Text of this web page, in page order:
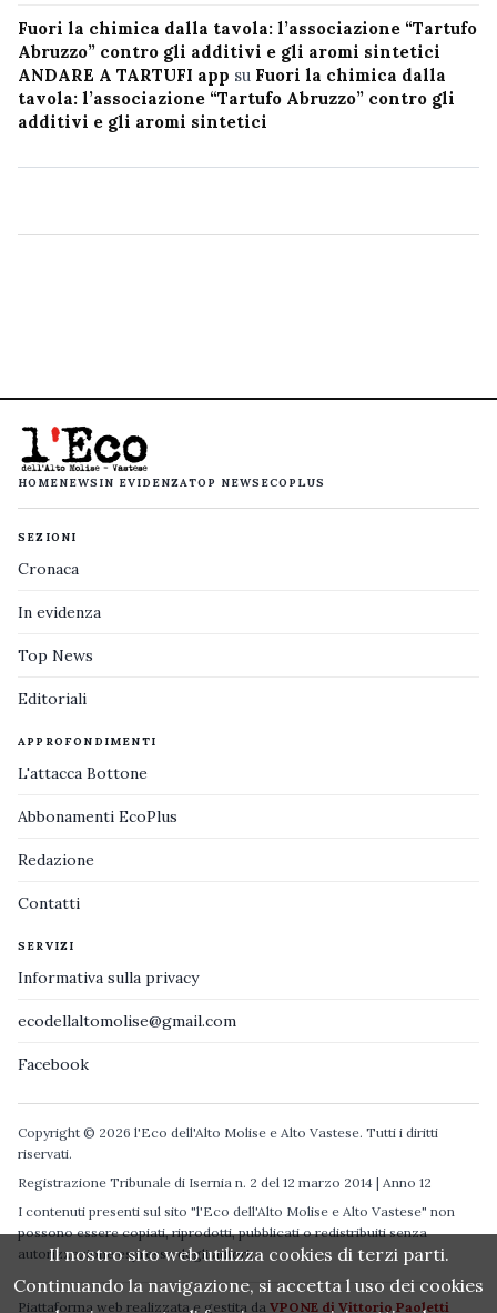
Fuori la chimica dalla tavola: l’associazione “Tartufo
Abruzzo” contro gli additivi e gli aromi sintetici
ANDARE A TARTUFI app su Fuori la chimica dalla
tavola: l’associazione “Tartufo Abruzzo” contro gli
additivi e gli aromi sintetici
HOMENEWS IN EVIDENZATOP NEWS ECOPLUS
SEZIONI
Cronaca
In evidenza
Top News
Editoriali
APPROFONDIMENTI
L'attacca Bottone
Abbonamenti EcoPlus
Redazione
Contatti
SERVIZI
Informativa sulla privacy
ecodellaltomolise@gmail.com
Facebook
Copyright © 2026 l'Eco dell'Alto Molise e Alto Vastese. Tutti i diritti
riservati.
Registrazione Tribunale di Isernia n. 2 del 12 marzo 2014 | Anno 12
I contenuti presenti sul sito "l'Eco dell'Alto Molise e Alto Vastese" non
possono essere copiati, riprodotti, pubblicati o redistribuiti senza
autorizzazione espressa degli autori.
Piattaforma web realizzata e gestita da VPONE di Vittorio Paoletti
Il nostro sito web utilizza cookies di terzi parti.
Continuando la navigazione, si accetta l uso dei cookies